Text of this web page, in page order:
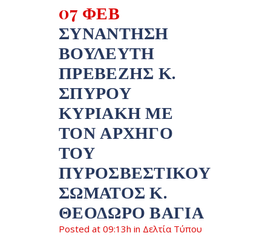
07 ΦΕΒ
ΣΥΝΆΝΤΗΣΗ
ΒΟΥΛΕΥΤΉ
ΠΡΕΒΈΖΗΣ Κ.
ΣΠΎΡΟΥ
ΚΥΡΙΆΚΗ ΜΕ
ΤΟΝ ΑΡΧΗΓΌ
ΤΟΥ
ΠΥΡΟΣΒΕΣΤΙΚΟΎ
ΣΏΜΑΤΟΣ Κ.
ΘΕΌΔΩΡΟ ΒΆΓΙΑ
Posted at 09:13h in Δελτία Τύπου